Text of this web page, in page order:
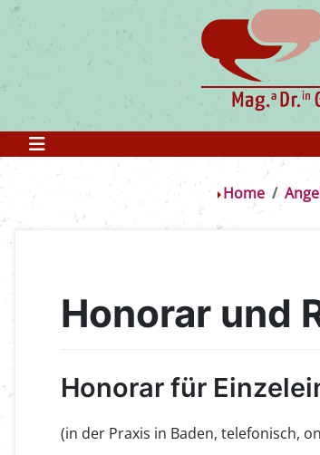
Home
Honorar und
Honorar für
(in der Praxis in Baden, telefonisch,